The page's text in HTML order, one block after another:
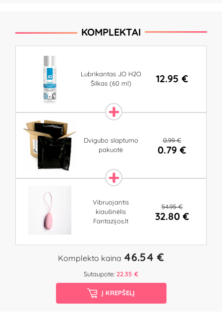
KOMPLEKTAI
Lubrikantas JO H2O
Šilkas (60 ml)
12.95 €
Dvigubo slaptumo
pakuotė
0.99 €
0.79 €
Vibruojantis
kiaušinėlis
Fantazijos.lt
54.95 €
32.80 €
Komplekto kaina 46.54 €
Sutaupote: 22.35 €
Į KREPŠELĮ